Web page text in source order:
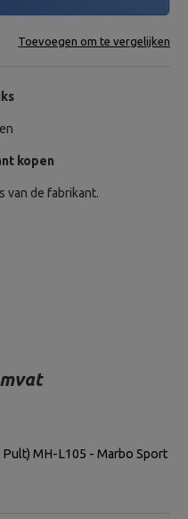
Toevoegen om te vergelijken
kopen
van de fabrikant.
Pult) MH-L105 - Marbo Sport